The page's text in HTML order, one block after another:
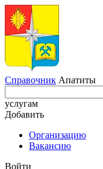
Справочник Апатиты
услугам
Добавить
Организацию
Вакансию
Войти